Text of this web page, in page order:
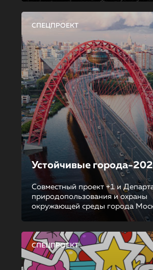
СПЕЦПРОЕКТ
Устойчивые города-
Совместный проект +1 и
природопользования и охраны
окружающей среды города
СПЕЦПРОЕКТ